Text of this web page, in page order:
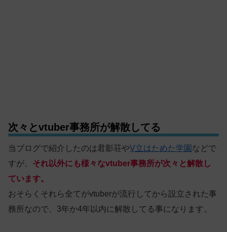
次々とvtuber事務所が解散してる
当ブログで紹介したのは君影荘やV立はためた学園 などで
すが、 それ以外にも様々なvtuber事務所が次々と解散し
ています。
おそらくそれら全てがvtuberが流行してから設立された事
務所なので、3年か4年以内に解散してる事になります。